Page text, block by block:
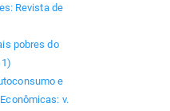
Revista de
pobres do
e
v.